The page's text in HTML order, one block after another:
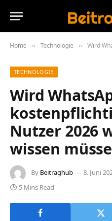
Home » Technologie » Wird
TECHNOLOGIE
Wird
Nutzer 2026
wissen
By Beitraghub 8. Juni
5 Mins Read